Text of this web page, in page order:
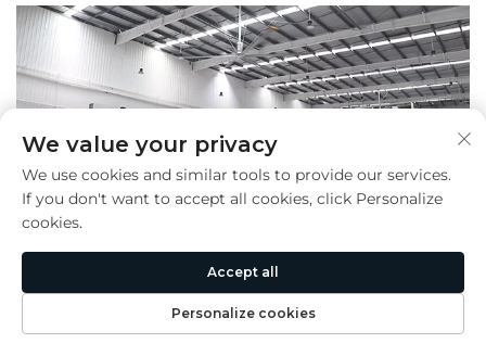
CNC 머시닝 센터 장비 (수평식)
1.가공 안정성과 정확도 향상
We value your privacy
We use cookies and similar tools to provide our services.
If you don't want to accept all cookies, click Personalize
cookies.
Personalize cookies
Accept all